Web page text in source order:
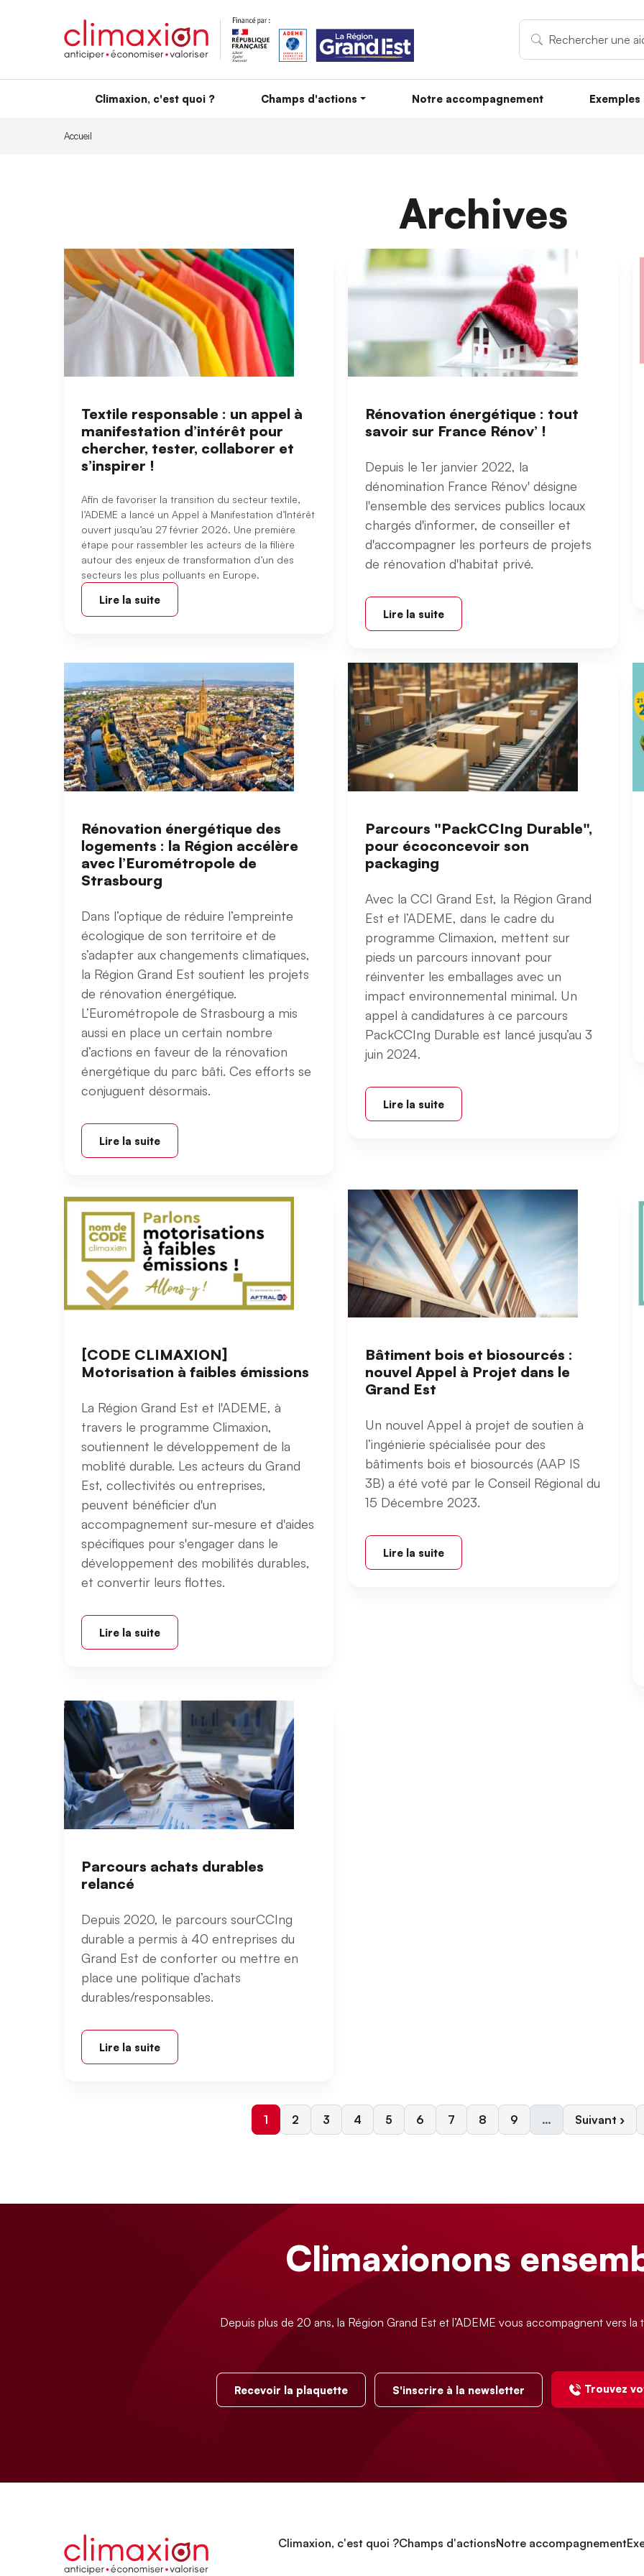
Climaxion, c'est quoi ? Champs d'actions Notre accompagnement
Accueil
Archives
Textile responsable : un appel à
manifestation d’intérêt pour
chercher, tester, collaborer et
s’inspirer !
Afin de favoriser la transition du secteur textile,
l’ADEME a lancé un Appel à Manifestation d’Intérêt
ouvert jusqu’au 27 février 2026. Une première
étape pour rassembler les acteurs de la filière
autour des enjeux de transformation d’un des
secteurs les plus polluants en Europe.
Lire la suite
Rénovation énergétique : tout
savoir sur France Rénov’ !
Depuis le 1er janvier 2022, la
dénomination France Rénov' désigne
l'ensemble des services publics locaux
chargés d'informer, de conseiller et
d'accompagner les porteurs de projets
de rénovation d'habitat privé.
Lire la suite
Rénovation énergétique des
logements : la Région accélère
avec l’Eurométropole de
Strasbourg
Dans l’optique de réduire l’empreinte
écologique de son territoire et de
s’adapter aux changements climatiques,
la Région Grand Est soutient les projets
de rénovation énergétique.
L’Eurométropole de Strasbourg a mis
aussi en place un certain nombre
d’actions en faveur de la rénovation
énergétique du parc bâti. Ces efforts se
conjuguent désormais.
Lire la suite
Parcours "PackCCIng Durable",
pour écoconcevoir son
packaging
Avec la CCI Grand Est, la Région Grand
Est et l’ADEME, dans le cadre du
programme Climaxion, mettent sur
pieds un parcours innovant pour
réinventer les emballages avec un
impact environnemental minimal. Un
appel à candidatures à ce parcours
PackCCIng Durable est lancé jusqu’au 3
juin 2024.
Lire la suite
[CODE CLIMAXION]
Motorisation à faibles émissions
La Région Grand Est et l'ADEME, à
travers le programme Climaxion,
soutiennent le développement de la
moblité durable. Les acteurs du Grand
Est, collectivités ou entreprises,
peuvent bénéficier d'un
accompagnement sur-mesure et d'aides
spécifiques pour s'engager dans le
développement des mobilités durables,
et convertir leurs flottes.
Lire la suite
Bâtiment bois et biosourcés :
nouvel Appel à Projet dans le
Grand Est
Un nouvel Appel à projet de soutien à
l’ingénierie spécialisée pour des
bâtiments bois et biosourcés (AAP IS
3B) a été voté par le Conseil Régional du
15 Décembre 2023.
Lire la suite
Parcours achats durables
relancé
Depuis 2020, le parcours sourCCIng
durable a permis à 40 entreprises du
Grand Est de conforter ou mettre en
place une politique d’achats
durables/responsables.
Lire la suite
Page courante
1 Page
2 Page
3 Page
4 Page
5 Page
6 Page
7 Page
8 Page
9 … Page
Suivant ›
Climaxionons
Depuis plus de 20 ans, la Région Grand Est et l’ADEME vous accompagnent vers
Recevoir la plaquette S'inscrire à la newsletter Trouvez
Climaxion, c'est quoi ?Champs d'actionsNotre accompagnement